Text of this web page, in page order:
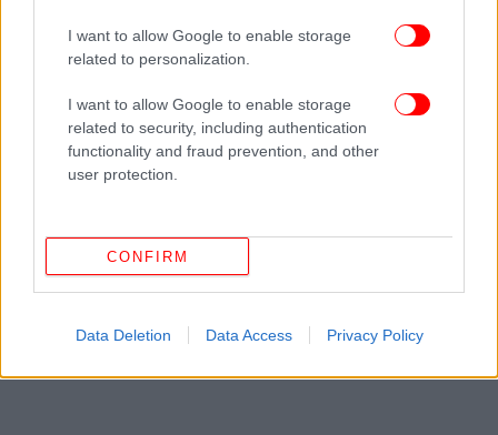
I want to allow Google to enable storage
related to personalization.
I want to allow Google to enable storage
related to security, including authentication
functionality and fraud prevention, and other
user protection.
CONFIRM
Data Deletion Data Access Privacy Policy
ΠΕΡΙΣΣΟΤΕΡΑ ΒΙΝΤΕΟ
Ακολουθήστε το στο Google Newsκαι μάθετε
πρώτοι όλες τις ειδήσεις
ΔΙΑΒΑΣΤΕ ΠΕΡΙΣΣΟΤΕΡΑ